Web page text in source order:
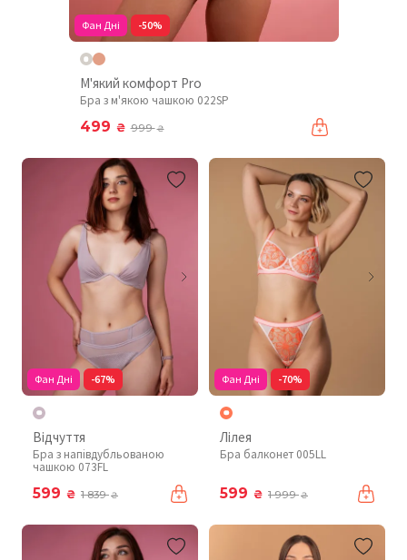
Фан Дні -50%
М'який комфорт Pro
Бра з м'якою чашкою 022SP
499 ₴ 999₴
Фан Дні -67%
Відчуття
Бра з напівдубльованою
чашкою 073FL
599 ₴ 1 839₴
Фан Дні -70%
Лілея
Бра балконет 005LL
599 ₴ 1 999₴